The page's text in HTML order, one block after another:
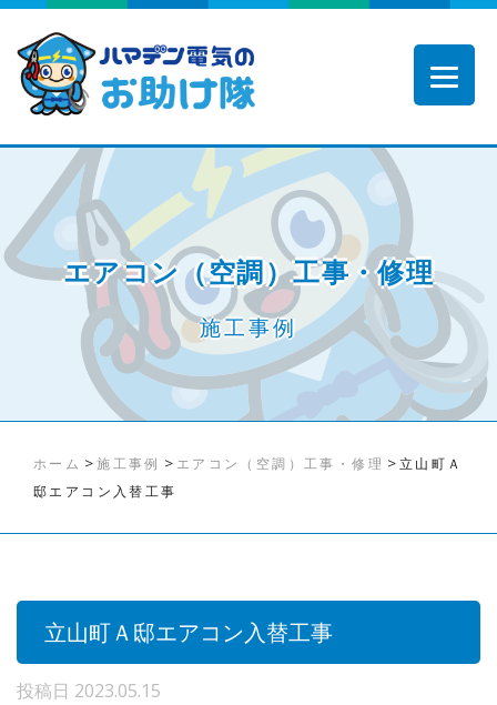
エアコン（空調）工事・修理
施工事例
ホーム >施工事例 > エアコン（空調）工事・修理 >立山町Ａ
邸エアコン入替工事
立山町Ａ邸エアコン入替工事
投稿日 2023.05.15